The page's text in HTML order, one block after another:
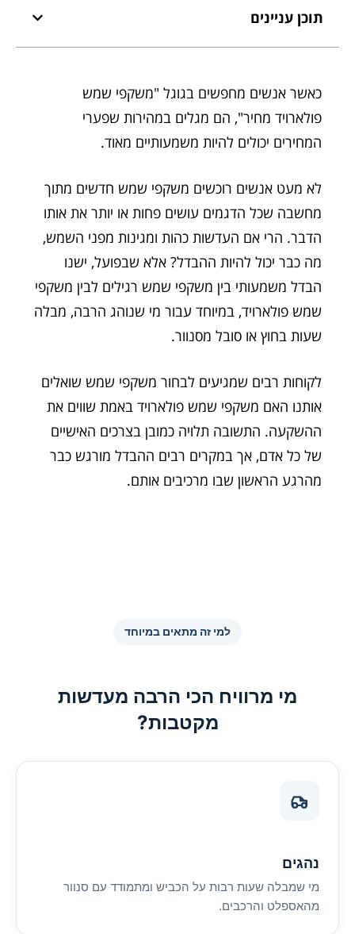
תוכן עניינים
כאשר אנשים מחפשים בגוגל "משקפי שמש
פולארויד מחיר", הם מגלים במהירות שפערי
המחירים יכולים להיות משמעותיים מאוד.
לא מעט אנשים רוכשים משקפי שמש חדשים מתוך
מחשבה שכל הדגמים עושים פחות או יותר את אותו
הדבר. הרי אם העדשות כהות ומגינות מפני השמש,
מה כבר יכול להיות ההבדל? אלא שבפועל, ישנו
הבדל משמעותי בין משקפי שמש רגילים לבין משקפי
שמש פולארויד, במיוחד עבור מי שנוהג הרבה, מבלה
שעות בחוץ או סובל מסנוור.
לקוחות רבים שמגיעים לבחור משקפי שמש שואלים
אותנו האם משקפי שמש פולארויד באמת שווים את
ההשקעה. התשובה תלויה כמובן בצרכים האישיים
של כל אדם, אך במקרים רבים ההבדל מורגש כבר
מהרגע הראשון שבו מרכיבים אותם.
למי זה מתאים במיוחד
מי מרוויח הכי הרבה מעדשות
מקטבות?
נהגים
מי שמבלה שעות רבות על הכביש ומתמודד עם סנוור
מהאספלט והרכבים.